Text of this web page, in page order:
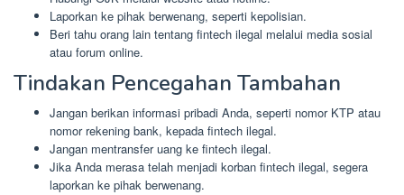
Laporkan ke pihak berwenang, seperti kepolisian.
Beri tahu orang lain tentang fintech ilegal melalui media sosial
atau forum online.
Tindakan Pencegahan Tambahan
Jangan berikan informasi pribadi Anda, seperti nomor KTP atau
nomor rekening bank, kepada fintech ilegal.
Jangan mentransfer uang ke fintech ilegal.
Jika Anda merasa telah menjadi korban fintech ilegal, segera
laporkan ke pihak berwenang.